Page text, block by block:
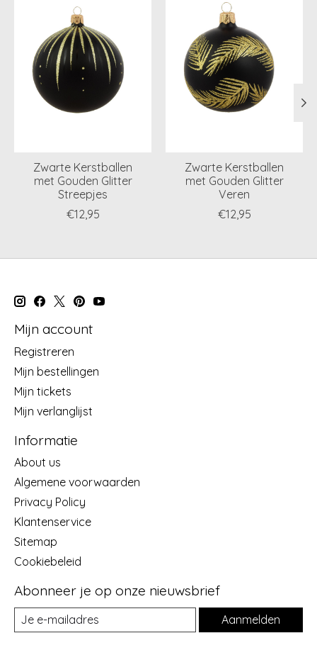
Zwarte Kerstballen
met Gouden Glitter
Streepjes
€12,95
Zwarte Kerstballen
met Gouden Glitter
Veren
€12,95
Mijn account
Registreren
Mijn bestellingen
Mijn tickets
Mijn verlanglijst
Informatie
About us
Algemene voorwaarden
Privacy Policy
Klantenservice
Sitemap
Cookiebeleid
Abonneer je op onze nieuwsbrief
Aanmelden